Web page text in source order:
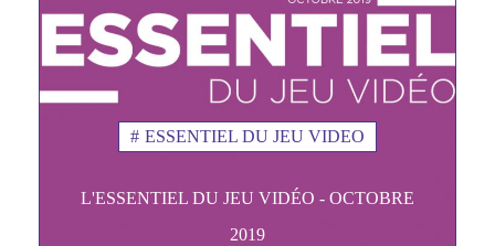
ESSENTIEL DU JEU VIDEO
L'ESSENTIEL DU JEU VIDÉO - OCTOBRE
2019